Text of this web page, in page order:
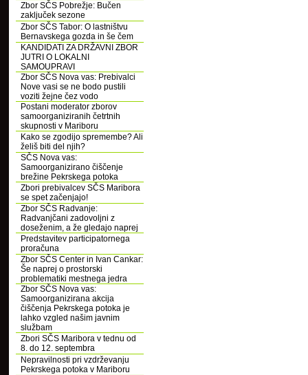
Zbor SČS Pobrežje: Bučen
zaključek sezone
Zbor SČS Tabor: O lastništvu
Bernavskega gozda in še čem
KANDIDATI ZA DRŽAVNI ZBOR
JUTRI O LOKALNI
SAMOUPRAVI
Zbor SČS Nova vas: Prebivalci
Nove vasi se ne bodo pustili
voziti žejne čez vodo
Postani moderator zborov
samoorganiziranih četrtnih
skupnosti v Mariboru
Kako se zgodijo spremembe? Ali
želiš biti del njih?
SČS Nova vas:
Samoorganizirano čiščenje
brežine Pekrskega potoka
Zbori prebivalcev SČS Maribora
se spet začenjajo!
Zbor SČS Radvanje:
Radvanjčani zadovoljni z
doseženim, a že gledajo naprej
Predstavitev participatornega
proračuna
Zbor SČS Center in Ivan Cankar:
Še naprej o prostorski
problematiki mestnega jedra
Zbor SČS Nova vas:
Samoorganizirana akcija
čiščenja Pekrskega potoka je
lahko vzgled našim javnim
službam
Zbori SČS Maribora v tednu od
8. do 12. septembra
Nepravilnosti pri vzdrževanju
Pekrskega potoka v Mariboru